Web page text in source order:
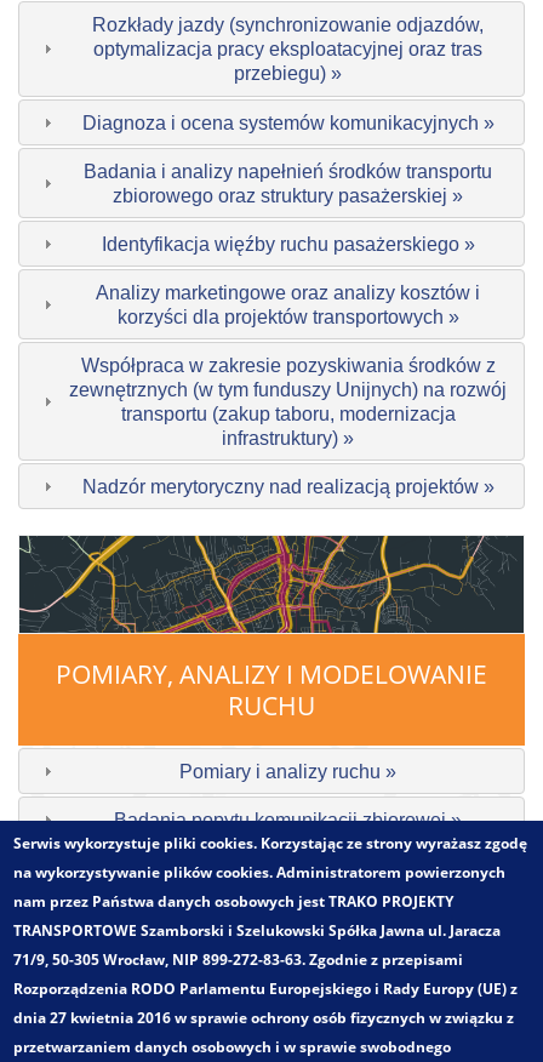
Rozkłady jazdy (synchronizowanie odjazdów,
optymalizacja pracy eksploatacyjnej oraz tras
przebiegu) »
Diagnoza i ocena systemów komunikacyjnych »
Badania i analizy napełnień środków transportu
zbiorowego oraz struktury pasażerskiej »
Identyfikacja więźby ruchu pasażerskiego »
Analizy marketingowe oraz analizy kosztów i
korzyści dla projektów transportowych »
Współpraca w zakresie pozyskiwania środków z
zewnętrznych (w tym funduszy Unijnych) na rozwój
transportu (zakup taboru, modernizacja
infrastruktury) »
Nadzór merytoryczny nad realizacją projektów »
POMIARY, ANALIZY I MODELOWANIE
RUCHU
Pomiary i analizy ruchu »
Badania popytu komunikacji zbiorowej »
Badania struktury biletowej »
Kompleksowe badania ruchu drogowego (badania
ekranowe, kordonowe) »
Badania ankietowe »
Opracowywanie charakterystyk zachowań
Serwis wykorzystuje pliki cookies. Korzystając ze strony wyrażasz zgodę
na wykorzystywanie plików cookies. Administratorem powierzonych
nam przez Państwa danych osobowych jest TRAKO PROJEKTY
TRANSPORTOWE Szamborski i Szelukowski Spółka Jawna ul. Jaracza
71/9, 50-305 Wrocław, NIP 899-272-83-63. Zgodnie z przepisami
Rozporządzenia RODO Parlamentu Europejskiego i Rady Europy (UE) z
dnia 27 kwietnia 2016 w sprawie ochrony osób fizycznych w związku z
przetwarzaniem danych osobowych i w sprawie swobodnego